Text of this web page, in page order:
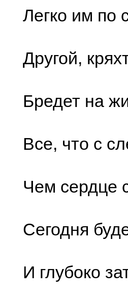
Легко им по
Другой,
Бредет на
Все, что с
Чем сердце
Сегодня
И глубоко